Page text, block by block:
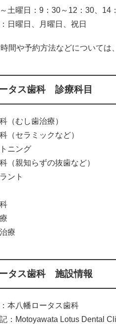
土曜日：9：30～12：30、14
日曜日、月曜日、祝日
間や予約方法などについては
タス歯科 診療科目
（むし歯治療）
（セラミックなど）
ニング
（親知らずの抜歯など）
ント
療
タス歯科 施設情報
本八幡ロータス歯科
：Motoyawata Lotus Dental